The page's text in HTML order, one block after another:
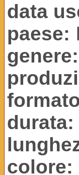
data
paese:
genere:
durata:
colore: